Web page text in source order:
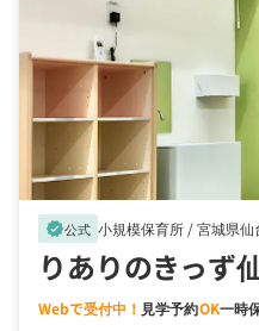
verified公式 小規模保育所 /宮城県仙
りありのきっず
Webで受付中！ 見学予約OK一時